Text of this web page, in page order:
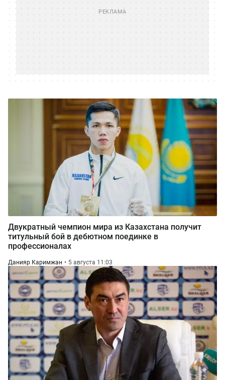
Двукратный чемпион мира из Казахстана получит
титульный бой в дебютном поединке в
профессионалах
Данияр Каримжан 5 августа 11:03